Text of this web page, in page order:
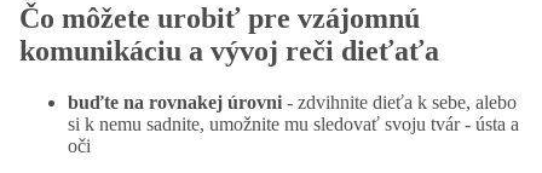
Čo môžete urobiť pre vzájomnú
komunikáciu a vývoj reči dieťaťa
buďte na rovnakej úrovni - zdvihnite dieťa k sebe, alebo
si k nemu sadnite, umožnite mu sledovať svoju tvár - ústa a
oči